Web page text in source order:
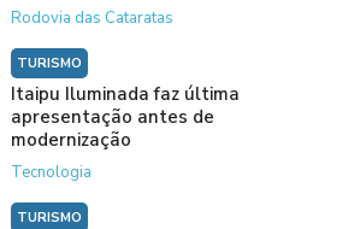
Rodovia das Cataratas
TURISMO
Itaipu Iluminada faz última
apresentação antes de
modernização
Tecnologia
TURISMO